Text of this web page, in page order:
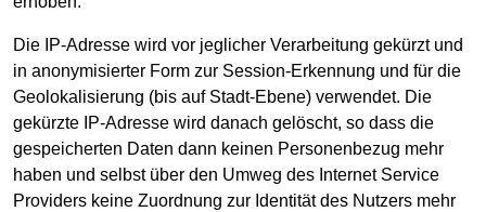
Die IP-Adresse wird vor jeglicher Verarbeitung gekürzt und
in anonymisierter Form zur Session-Erkennung und für die
Geolokalisierung (bis auf Stadt-Ebene) verwendet. Die
gekürzte IP-Adresse wird danach gelöscht, so dass die
gespeicherten Daten dann keinen Personenbezug mehr
haben und selbst über den Umweg des Internet Service
Providers keine Zuordnung zur Identität des Nutzers mehr